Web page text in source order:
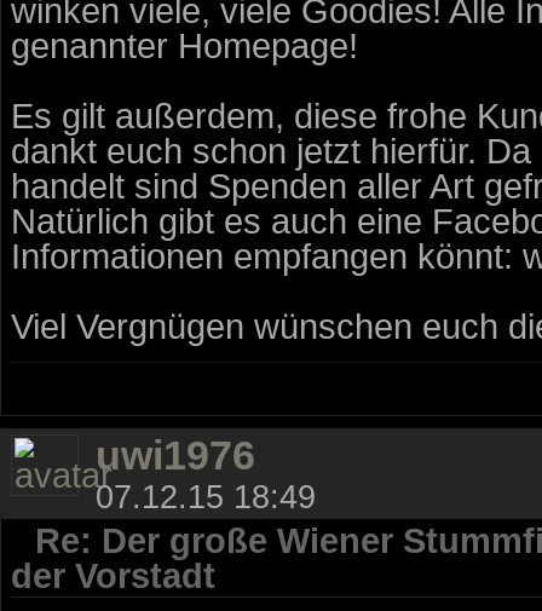
winken viele, viele Goodies! Alle
genannter Homepage!
Es gilt außerdem, diese frohe
dankt euch schon jetzt hierfür.
handelt sind Spenden aller Art
Natürlich gibt es auch eine
Informationen empfangen könnt:
Viel Vergnügen wünschen euch
uwi1976
07.12.15 18:49
Re: Der große Wiener
der Vorstadt